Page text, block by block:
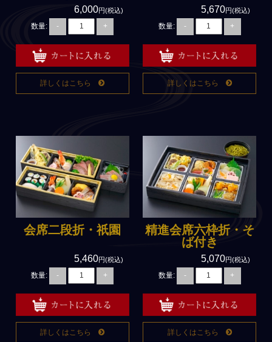
6,000円(税込)
数量: - +
詳しくはこちら
5,670円(税込)
数量: - +
詳しくはこちら
会席二段折・祇園
5,460円(税込)
数量: - +
詳しくはこちら
精進会席六枠折・そ
ば付き
5,070円(税込)
数量: - +
詳しくはこちら